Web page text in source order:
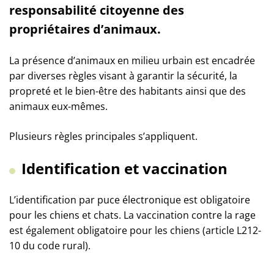
responsabilité citoyenne des
propriétaires d’animaux.
La présence d’animaux en milieu urbain est encadrée
par diverses règles visant à garantir la sécurité, la
propreté et le bien-être des habitants ainsi que des
animaux eux-mêmes.
Plusieurs règles principales s’appliquent.
Identification et vaccination
L’identification par puce électronique est obligatoire
pour les chiens et chats. La vaccination contre la rage
est également obligatoire pour les chiens (article L212-
10 du code rural).